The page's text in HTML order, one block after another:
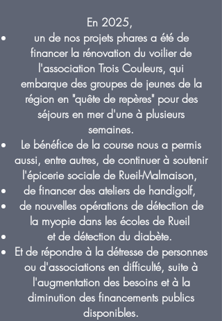
En 2025,
un de nos projets phares a été de
financer la rénovation du voilier de
l'association Trois Couleurs, qui
embarque des groupes de jeunes de la
région en "quête de repères" pour des
séjours en mer d'une à plusieurs
semaines.
Le bénéfice de la course nous a permis
aussi, entre autres, de continuer à soutenir
l'épicerie sociale de Rueil-Malmaison,
de financer des ateliers de handigolf,
de nouvelles opérations dedétection de
la myopiedans les écoles de Rueil
et dedétection du diabète.
Et de répondre à la détresse de personnes
ou d'associations en difficulté, suite à
l'augmentation des besoins et à la
diminution des financements publics
disponibles.